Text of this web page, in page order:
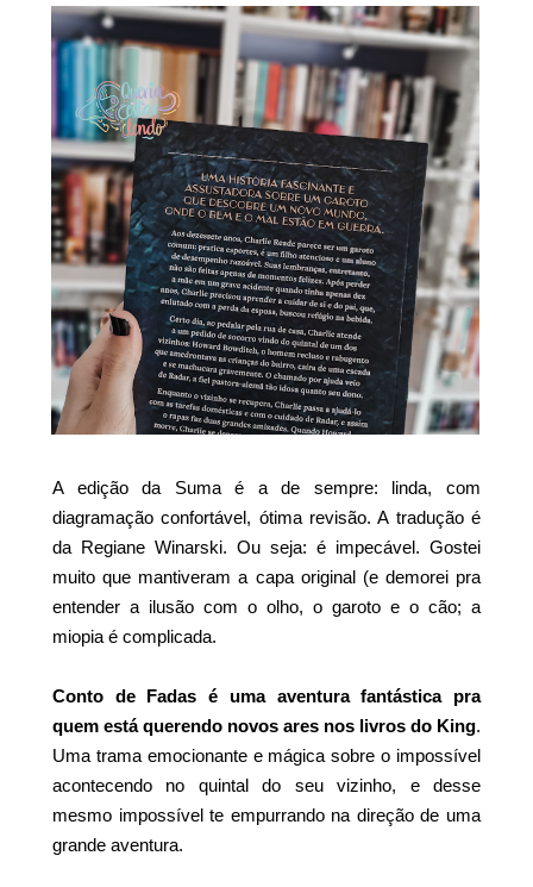
A edição da Suma é a de sempre: linda, com
diagramação confortável, ótima revisão. A tradução é
da Regiane Winarski. Ou seja: é impecável. Gostei
muito que mantiveram a capa original (e demorei pra
entender a ilusão com o olho, o garoto e o cão; a
miopia é complicada.
Conto de Fadas é uma aventura fantástica pra
quem está querendo novos ares nos livros do King.
Uma trama emocionante e mágica sobre o impossível
acontecendo no quintal do seu vizinho, e desse
mesmo impossível te empurrando na direção de uma
grande aventura.